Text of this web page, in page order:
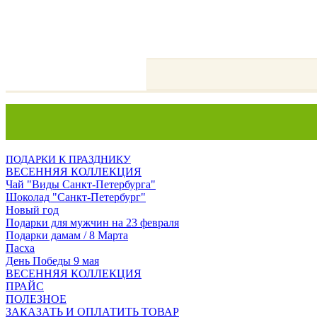
ПОДАРКИ К ПРАЗДНИКУ
ВЕСЕННЯЯ КОЛЛЕКЦИЯ
Чай "Виды Санкт-Петербурга"
Шоколад "Санкт-Петербург"
Новый год
Подарки для мужчин на 23 февраля
Подарки дамам / 8 Марта
Пасха
День Победы 9 мая
ВЕСЕННЯЯ КОЛЛЕКЦИЯ
ПРАЙС
ПОЛЕЗНОЕ
ЗАКАЗАТЬ И ОПЛАТИТЬ ТОВАР